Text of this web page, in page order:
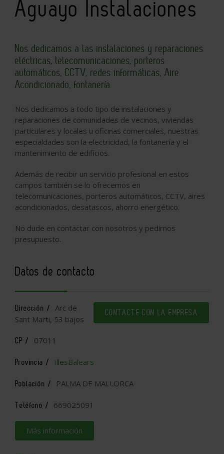
Aguayo Instalaciones
Nos dedicamos a las instalaciones y reparaciones
eléctricas, telecomunicaciones, porteros
automáticos, CCTV, redes informáticas, Aire
Acondicionado, fontanería.
Nos dedicamos a todo tipo de instalaciones y
reparaciones de comunidades de vecinos, viviendas
particulares y locales u oficinas comerciales, nuestras
especialdades son la electricidad, la fontanería y el
mantenimiento de edificios.
Además de recibir un servicio profesional en estos
campos también se lo ofrecemos en
telecomunicaciones, porteros automáticos, CCTV, aires
acondicionados, desatascos, ahorro energético.
No dude en contactar con nosotros y pedirnos
presupuesto.
Datos de contacto
CONTACTE CON LA EMPRESA
Dirección / Arc de
Sant Marti, 53 bajos
CP / 07011
Provincia / IllesBalears
Población / PALMA DE MALLORCA
Teléfono / 669025091
Más información